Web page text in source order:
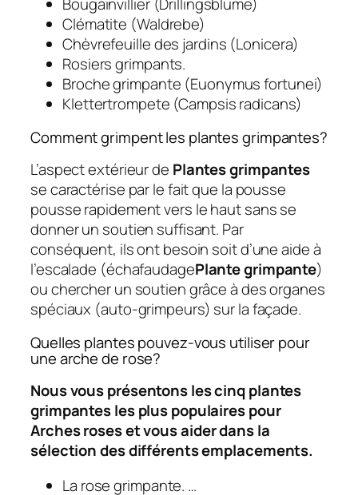
Clématite (Waldrebe)
Chèvrefeuille des jardins (Lonicera)
Rosiers grimpants.
Broche grimpante (Euonymus fortunei)
Klettertrompete (Campsis radicans)
Comment grimpent les plantes grimpantes?
L’aspect extérieur de Plantes grimpantes
se caractérise par le fait que la pousse
pousse rapidement vers le haut sans se
donner un soutien suffisant. Par
conséquent, ils ont besoin soit d’une aide à
l’escalade (échafaudagePlante grimpante)
ou chercher un soutien grâce à des organes
spéciaux (auto-grimpeurs) sur la façade.
Quelles plantes pouvez-vous utiliser pour
une arche de rose?
Nous vous présentons les cinq plantes
grimpantes les plus populaires pour
Arches roseset vous aider dans la
sélection des différents emplacements.
La rose grimpante. …